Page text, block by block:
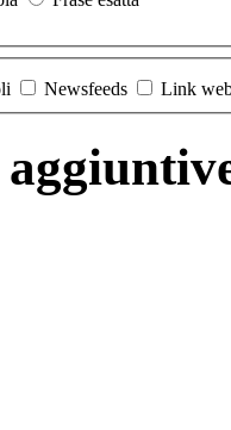
Newsfeeds Link